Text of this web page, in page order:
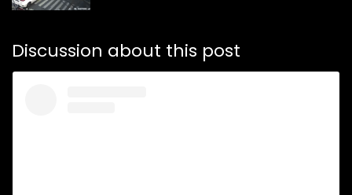
Discussion about this post